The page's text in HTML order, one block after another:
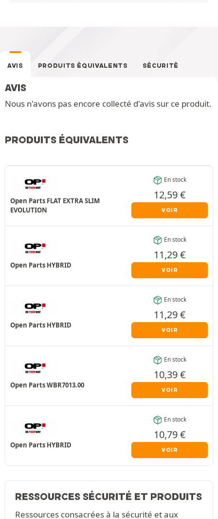
AVIS PRODUITS ÉQUIVALENTS SÉCURITÉ
AVIS
Nous n'avons pas encore collecté d'avis sur ce produit.
PRODUITS ÉQUIVALENTS
Open Parts FLAT EXTRA SLIM
EVOLUTION
En stock
12,59€
VOIR
Open Parts HYBRID
En stock
11,29€
VOIR
Open Parts HYBRID
En stock
11,29€
VOIR
Open Parts WBR7013.00
En stock
10,39€
VOIR
Open Parts HYBRID
En stock
10,79€
VOIR
RESSOURCES SÉCURITÉ ET PRODUITS
Ressources consacrées à la sécurité et aux